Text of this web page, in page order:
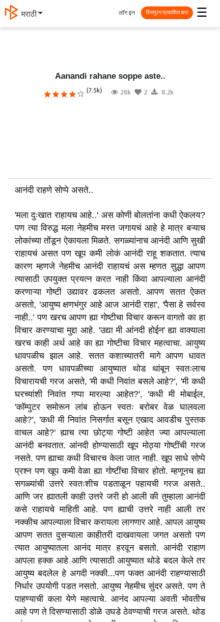
मराठी ☰
लॉग इन विनामूल्य प्रकाशित करा
Aanandi rahane soppe aste..
(7.5k) 28k 2 8.2k
आनंदी राहणे सोप्पे असते..
'मला दुःखात राहायच आहे..' अस कोणी बोलतांना कधी ऐकलय?
पण त्या विरुद्ध मला नेहमीच मस्त जगायचं आहे हे मात्र बऱ्याच
लोकांच्या तोंडून ऐकायला मिळते. सगळ्यांनाच आनंदी आणि सुखी
राहायचं असत पण खूप कमी लोकं आनंदी राहू शकतात. त्याच
कारण म्हणजे नेहमीच आनंदी राहायचं अस म्हणत सुद्धा आपण
त्यासाठी उपयुक्त प्रयत्न करत नाही किंवा आपल्याला आनंदी
करणाऱ्या गोष्टी उद्यावर ढकलत असतो. आपण सतत ऐकत
असतो, 'आयुष्य क्षणभंगुर आहे आज आनंदी राहा', 'पैसा हे सर्वस्व
नाही..' पण खरच आपण ह्या गोष्टीचा विचार करून वागतो का हा
विचार करण्याचा मुद्दा आहे. 'उद्या मी आंनदी होईन' ह्या वाक्याला
खरच काही अर्थ आहे का ह्या गोष्टीचा विचार महत्वाचा. आयुष्य
धावपळीच झाल आहे. सतत कशाच्यातरी मागे आपण धावत
असतो. पण धावपळीच्या आयुष्यात थोड थांबून स्वतःलाच
विचारायची गरज असते, 'मी कधी निवांत बसले आहे?', 'मी कधी
घरच्यांशी निवांत गप्पा मारल्या आहेत?', 'कधी मी मोबाईल,
'कॉम्पुटर समोरून लांब होऊन स्वतः बरोबर वेळ घालवला
आहे?', 'कधी मी निवांत निसर्गात बसून एखाद आवडीच पुस्तक
वाचल आहे?' ह्याच त्या छोट्या गोष्टी आहेत ज्या आपल्याला
आनंदी बनवतात. आंनदी होण्यासाठी खूप मोठ्या गोष्टींची गरज
नसते. पण ह्याचा कधी विचारच केला जात नाही. खूप साधे सोप्पे
प्रश्न पण खूप कमी वेळा ह्या गोष्टींचा विचार होतो. म्हणूनच ह्या
सगळ्यांची उत्तरे स्वतःशीच पडताळून पहायची गरज असते..
आणि जर ह्यातली काही उत्तरे जरी हो आली की तुम्हाला आनंदी
कसे राहायचे माहिती आहे. पण ह्याची उत्तरे नाही आली तर
नक्कीच आपल्याला विचार करायला लागणार आहे. आपल आयुष्य
आपण सतत दुसऱ्याला काहीतरी दाखवायला जगत असतो पण
त्यात आयुष्यातला आनंद मात्र हरवून बसतो. आनंदी राहाण
आपला हक्क आहे आणि त्यासाठी आयुष्यात थोडे बदल केले तर
आयुष्य बदलेल हे अगदी नक्की...पण फक्त आनंदी राहण्यासाठी
निर्धार उपयोगी पडत नसतो. आयुष्य नेहमीच सुंदर असते. पण ते
पाहण्याची कला येणे महत्वाचे. आनंद आपल्या अवती भोवतीच
आहे पण ते दिसण्यासाठी डोळे उघडे ठेवण्याची गरज असते. थोड